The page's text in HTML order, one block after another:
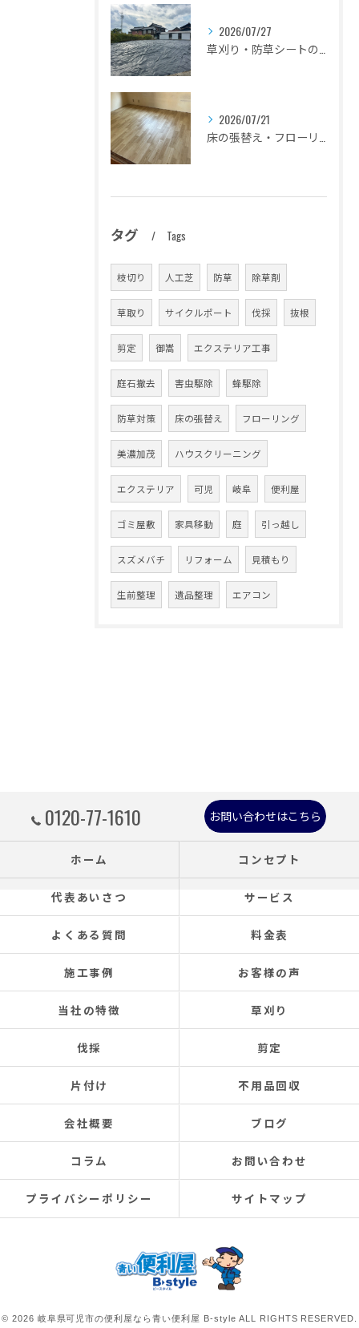
2026/07/27
2026/07/21
タグ Tags
枝切り 人工芝 防草 除草剤
草取り サイクルポート 伐採 抜根
剪定 御嵩 エクステリア工事
庭石撤去 害虫駆除 蜂駆除
防草対策 床の張替え フローリング
美濃加茂 ハウスクリーニング
エクステリア 可児 岐阜 便利屋
ゴミ屋敷 家具移動 庭 引っ越し
スズメバチ リフォーム 見積もり
生前整理 遺品整理 エアコン
0120-77-1610 お問い合わせはこちら
ホーム コンセプト
代表あいさつ サービス
よくある質問 料金表
施工事例 お客様の声
当社の特徴 草刈り
伐採 剪定
片付け 不用品回収
会社概要 ブログ
コラム お問い合わせ
プライバシーポリシー サイトマップ
© 2026 岐阜県可児市の便利屋なら青い便利屋 B-style ALL RIGHTS RESERVED.